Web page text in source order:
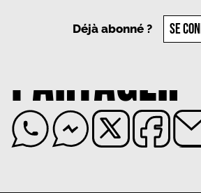
Déjà abonné ? SE
PARTAGER